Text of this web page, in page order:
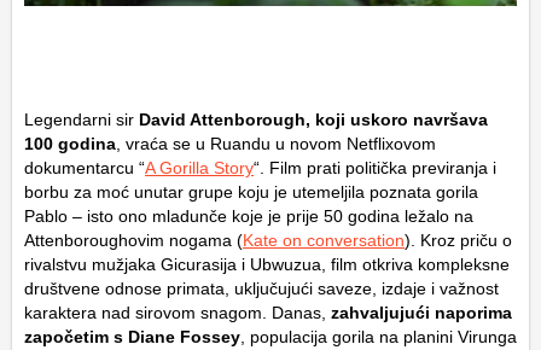
Legendarni sir David Attenborough, koji uskoro navršava
100 godina , vraća se u Ruandu u novom Netflixovom
dokumentarcu “A Gorilla Story“. Film prati politička previranja i
borbu za moć unutar grupe koju je utemeljila poznata gorila
Pablo – isto ono mladunče koje je prije 50 godina ležalo na
Attenboroughovim nogama (Kate on conversation). Kroz priču o
rivalstvu mužjaka Gicurasija i Ubwuzua, film otkriva kompleksne
društvene odnose primata, uključujući saveze, izdaje i važnost
karaktera nad sirovom snagom. Danas, zahvaljujući naporima
započetim s Diane Fossey , populacija gorila na planini Virunga